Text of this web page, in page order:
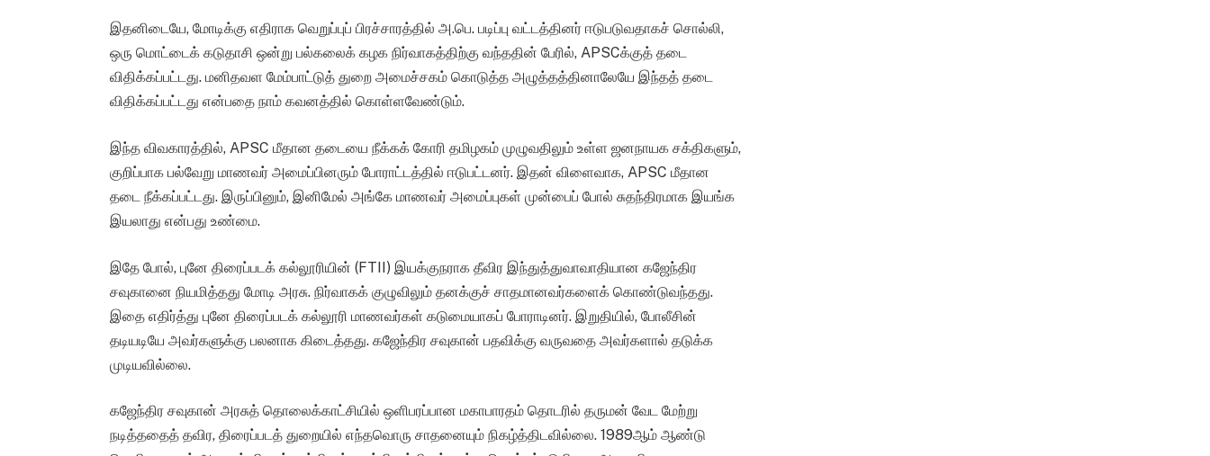
இதனிடையே, மோடிக்கு எதிராக வெறுப்புப் பிரச்சாரத்தில் அ.பெ. படிப்பு வட்டத்தினர் ஈடுபடுவதாகச் சொல்லி,
ஒரு மொட்டைக் கடுதாசி ஒன்று பல்கலைக் கழக நிர்வாகத்திற்கு வந்ததின் பேரில், APSCக்குத் தடை
விதிக்கப்பட்டது. மனிதவள மேம்பாட்டுத் துறை அமைச்சகம் கொடுத்த அழுத்தத்தினாலேயே இந்தத் தடை
விதிக்கப்பட்டது என்பதை நாம் கவனத்தில் கொள்ளவேண்டும்.
இந்த விவகாரத்தில், APSC மீதான தடையை நீக்கக் கோரி தமிழகம் முழுவதிலும் உள்ள ஜனநாயக சக்திகளும்,
குறிப்பாக பல்வேறு மாணவர் அமைப்பினரும் போராட்டத்தில் ஈடுபட்டனர். இதன் விளைவாக, APSC மீதான
தடை நீக்கப்பட்டது. இருப்பினும், இனிமேல் அங்கே மாணவர் அமைப்புகள் முன்பைப் போல் சுதந்திரமாக இயங்க
இயலாது என்பது உண்மை.
இதே போல், புனே திரைப்படக் கல்லூரியின் (FTII) இயக்குநராக தீவிர இந்துத்துவாவாதியான கஜேந்திர
சவுகானை நியமித்தது மோடி அரசு. நிர்வாகக் குழுவிலும் தனக்குச் சாதமானவர்களைக் கொண்டுவந்தது.
இதை எதிர்த்து புனே திரைப்படக் கல்லூரி மாணவர்கள் கடுமையாகப் போராடினர். இறுதியில், போலீசின்
தடியடியே அவர்களுக்கு பலனாக கிடைத்தது. கஜேந்திர சவுகான் பதவிக்கு வருவதை அவர்களால் தடுக்க
முடியவில்லை.
கஜேந்திர சவுகான் அரசுத் தொலைக்காட்சியில் ஒளிபரப்பான மகாபாரதம் தொடரில் தருமன் வேட மேற்று
நடித்ததைத் தவிர, திரைப்படத் துறையில் எந்தவொரு சாதனையும் நிகழ்த்திடவில்லை. 1989ஆம் ஆண்டு